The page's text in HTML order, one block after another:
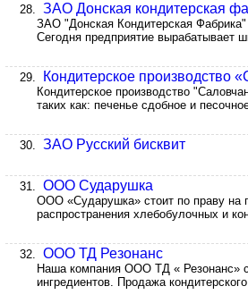
28. ЗАО Донская кондитерская
ЗАО "Донская Кондитерская
Сегодня предприятие вырабатывает
29. Кондитерское производство
Кондитерское производство
таких как: печенье сдобное и
30. ЗАО Русский бисквит
31. ООО Сударушка
ООО «Сударушка» стоит по праву на
распространения хлебобулочных и
32. ООО ТД Резонанс
Наша компания ООО ТД « Резонанс»
ингредиентов. Продажа